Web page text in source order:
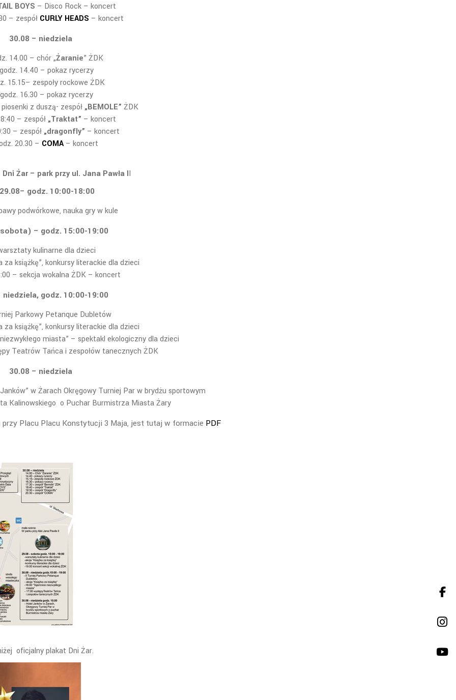
BOYS – Disco Rock – koncert
– zespół CURLY HEADS – koncert
30.08 – niedziela
14.00 – chór „Żaranie” ŻDK
14.40 – pokaz rycerzy
15.15– zespoły rockowe ŻDK
godz. 16.30 – pokaz rycerzy
z duszą- zespół „BEMOLE” ŻDK
– zespół „Traktat” – koncert
– zespół „dragonfly” – koncert
20.30 – COMA– koncert
Żar – park przy ul. Jana Pawła II
godz. 10:00-18:00
podwórkowe, nauka gry w kule
– godz. 15:00-19:00
kulinarne dla dzieci
za książkę”, konkursy literackie dla dzieci
– sekcja wokalna ŻDK – koncert
niedziela, godz. 10:00-19:00
Parkowy Petanque Dubletów
za książkę”, konkursy literackie dla dzieci
miasta” – spektakl ekologiczny dla dzieci
Teatrów Tańca i zespołów tanecznych ŻDK
30.08 – niedziela
w Żarach Okręgowy Turniej Par w brydżu sportowym
Kalinowskiego o Puchar Burmistrza Miasta Żary
przy Placu Placu Konstytucji 3 Maja, jest tutaj w formacie PDF
oficjalny plakat Dni Żar.